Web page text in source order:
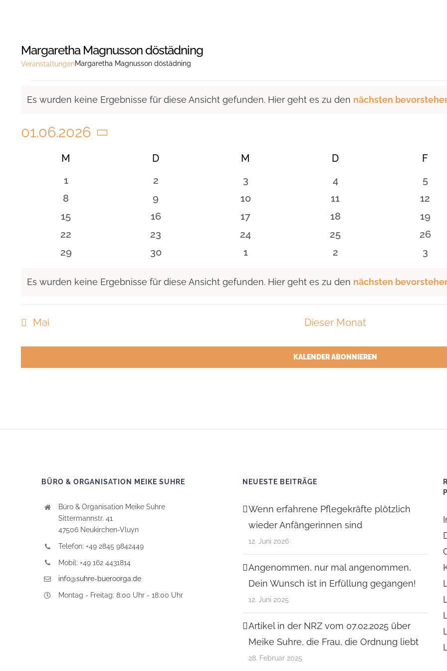
Margaretha Magnusson döstädning
VeranstaltungenMargaretha Magnusson döstädning
Es wurden keine Ergebnisse für diese Ansicht gefunden. Hier geht es zu den nächsten
01.06.2026
Datum
wählen.
Kalender
Veranstaltungen
M DDIENSTAG M DDONNERSTAG F
0
Veranstaltungen
1
0
Veranstaltungen
2
0
Veranstaltungen
3
0
Veranstaltungen
4
0
5
0
Veranstaltungen
8
0
Veranstaltungen
9
0
Veranstaltungen
10
0
Veranstaltungen
11
0
12
0
Veranstaltungen
15
0
Veranstaltungen
16
0
Veranstaltungen
17
0
Veranstaltungen
18
0
19
0
Veranstaltungen
22
0
Veranstaltungen
23
0
Veranstaltungen
24
0
Veranstaltungen
25
0
26
0
29
0
30
0
1
0
2
0
3
Es wurden keine Ergebnisse für diese Ansicht gefunden. Hier geht es zu den nächsten
Mai Dieser Monat
KALENDER ABONNIEREN
BÜRO & ORGANISATION MEIKE SUHRE
Büro & Organisation Meike Suhre
Sittermannstr. 41
47506 Neukirchen-Vluyn
Telefon: +49 2845 9842449
Mobil: +49 162 4431814
info@suhre-bueroorga.de
Montag - Freitag: 8:00 Uhr - 18:00 Uhr
NEUESTE BEITRÄGE
Wenn erfahrene Pflegekräfte plötzlich
wieder Anfängerinnen sind
12. Juni 2026
Angenommen, nur mal angenommen,
Dein Wunsch ist in Erfüllung gegangen!
12. Juni 2025
Artikel in der NRZ vom 07.02.2025 über
Meike Suhre, die Frau, die Ordnung liebt
28. Februar 2025